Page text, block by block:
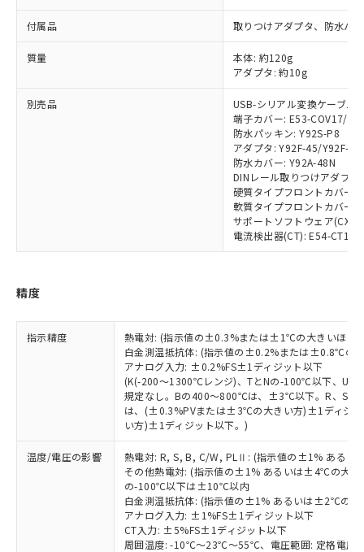
付属品 取りつけアダプタ、防水パ
質量
本体: 約120g
アダプタ: 約10g
別売品
USB-シリアル変換ケーブル:
端子カバー: E53-COV17/
防水パッキン: Y92S-P8
アダプタ: Y92F-45/Y92F-49
防水カバー: Y92A-48N
DINレール取りつけアダプタ
硬質タイプフロントカバー:
軟質タイプフロントカバー:
サポートソフトウェア(CX-
電流検出器(CT): E54-CT1/
精度
指示精度
熱電対: (指示値の±0.3%または±1℃の大きいほう
白金測温抵抗体: (指示値の±0.2%または±0.8℃の
アナログ入力: ±0.2%FS±1ディジット以下
(K(-200～1300℃レンジ)、TとNの-100℃以下、U
規定なし。Bの400～800℃は、±3℃以下。R、S
は、(±0.3%PVまたは±3℃の大きい方)±1ディジ
い方)±1ディジット以下。)
温度/電圧の影響
熱電対: R, S, B, C/W, PLⅡ: (指示値の±1% ある
その他熱電対: (指示値の±1% あるいは±4℃の大き
の-100℃以下は±10℃以内
白金測温抵抗体: (指示値の±1% あるいは±2℃の大
アナログ入力: ±1%FS±1ディジット以下
CT入力: ±5%FS±1ディジット以下
周囲温度: -10℃～23℃～55℃、電圧範囲: 定格電圧
正式な納期状況および標準価格はお客
様のお取引先、またはお客様担当のオ
ムロン制御機器販売店・当社販売員に
オムロン制御機器販売店や当社販売拠
」をご確認
在庫状況および標準価格結果を当社の
事前の承諾なく第三者に漏洩または開
示しないようお願いします。
マイパーツ機能（部品リスト作成サー
ビス）をご利用いただくには、I-Web
メンバーズにご登録されている必要が
お客様が当ウェブサイト上で当社にご
引・商談に必要な範囲で利用すること
をご了承ください。
※当社の共同利用者とは、"個人情報
の共同利用に関して"
の「1.共同利
用者の範囲」に記載されている法人を
指します。
ル) (DEHP)(別名：DOP) 1000ppm以下、フタル酸ブチ
ルベンジル（BBP） 1000ppm以下、フタル酸ジブチル
（DBP） 1000ppm以下、フタル酸ジイソブチル
但し、RoHS指令で産業用監視および制御機器に対する
フタル酸エステル類の４物質については閾値を超える意
部品在庫の切り替え状況などにより、予定
EU RoHS指令（10物質）の非含有証明書
51物質の非含有証明書（当社基準）
※本証明書は発行日時点で非含有を証明す
るもので、過去に遡って非含有を証明する
ものではありません。
また、RoHS指令のフタル酸エステル類４
物質の対応では、対応完了までの期間は出
荷製品に未対応品が混在することから備考
欄に対応日を記載しておりました。
既に当社にて対応品への在庫切替を完了
していることから、特段のことがない限
り、2022年1月12日より割愛しておりま
DBP(フタル酸ジブチル) : 1000ppm、 DIBP(フタル酸ジ
イソブチル) : 1000ppm、 BBP(フタル酸ブチルベンジ
DEHP(フタル酸ビス(2-エチルヘキシル)) : 1000ppm
「ｅ」：有害物質（10物質）のすべてが基
準値以下であることを示します。
「10」：通常の使用状況下において有害物
質が外部に漏えいし、環境に深刻な影響を
「－」：未確認です。当社販売部門へお問
当社は規制貨物を破棄する場合は、完
全に破砕するなど、違法に輸出されな
いよう必要な手段を講じます。
当社は貴社製品を、核兵器、ミサイ
ル、化学兵器、生物兵器またはその他
武器並びにこれらの製造装置等に一切
当社は、貴社製品を第三者に販売する
場合は、上記1、2および3の内容を当
該第三者に通知します。また当社は、
販売先および販売に係わる関係者が違
法に輸出するおそれがある場合は、取
一定数には満たないが在庫あり
在庫なし(最新の在庫状況につ
たはお客様担当のオムロン制御
機器販売店・当社販売員にご確
受注生産機種、また在庫状況の
情報を公開していない機種